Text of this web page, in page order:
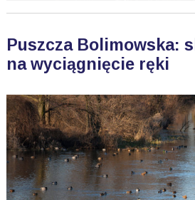
Puszcza Bolimowska:
na wyciągnięcie ręki